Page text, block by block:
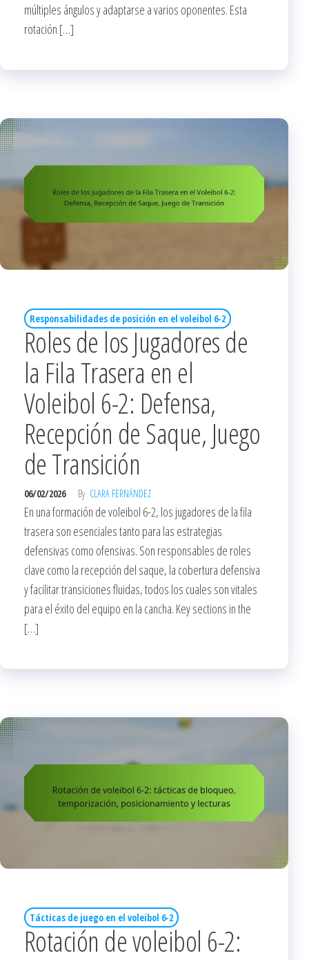
múltiples ángulos y adaptarse a varios oponentes. Esta
rotación […]
Responsabilidades de posición en el voleibol 6-2
Roles de los Jugadores de
la Fila Trasera en el
Voleibol 6-2: Defensa,
Recepción de Saque, Juego
de Transición
06/02/2026 By CLARA FERNÁNDEZ
En una formación de voleibol 6-2, los jugadores de la fila
trasera son esenciales tanto para las estrategias
defensivas como ofensivas. Son responsables de roles
clave como la recepción del saque, la cobertura defensiva
y facilitar transiciones fluidas, todos los cuales son vitales
para el éxito del equipo en la cancha. Key sections in the
[…]
Tácticas de juego en el voleibol 6-2
Rotación de voleibol 6-2: